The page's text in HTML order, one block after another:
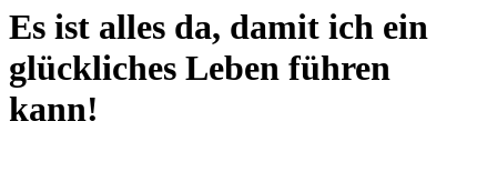
Es ist alles da, damit ich ein
glückliches Leben führen
kann!